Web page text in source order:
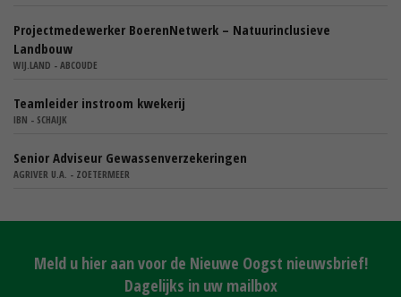
Projectmedewerker BoerenNetwerk – Natuurinclusieve
Landbouw
WIJ.LAND - ABCOUDE
Teamleider instroom kwekerij
IBN - SCHAIJK
Senior Adviseur Gewassenverzekeringen
AGRIVER U.A. - ZOETERMEER
Meld u hier aan voor de Nieuwe Oogst nieuwsbrief!
Dagelijks in uw mailbox